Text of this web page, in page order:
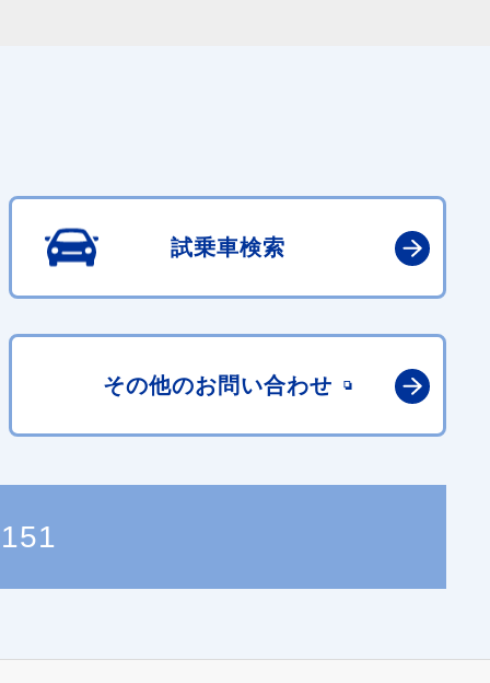
試乗車検索
その他のお問い合わせ